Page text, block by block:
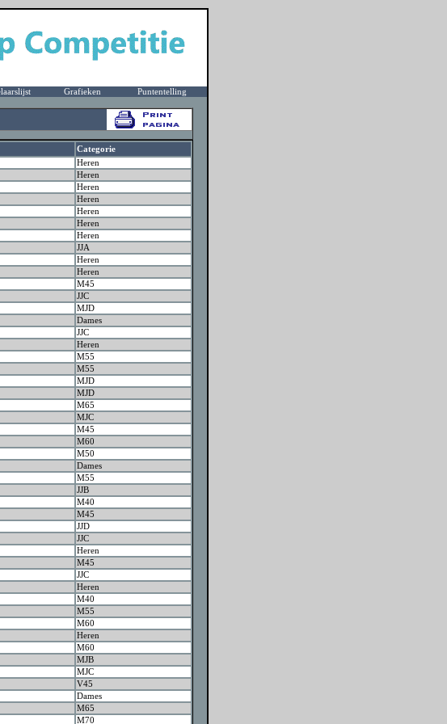
Grafieken Puntentelling
Categorie
Heren
Heren
Heren
Heren
Heren
Heren
Heren
JJA
Heren
Heren
M45
JJC
MJD
Dames
JJC
Heren
M55
M55
MJD
MJD
M65
MJC
M45
M60
M50
Dames
M55
JJB
M40
M45
JJD
JJC
Heren
M45
JJC
Heren
M40
M55
M60
Heren
M60
MJB
MJC
V45
Dames
M65
M70